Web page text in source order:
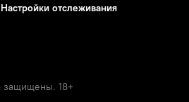
Настройки отслеживания
защищены. 18+